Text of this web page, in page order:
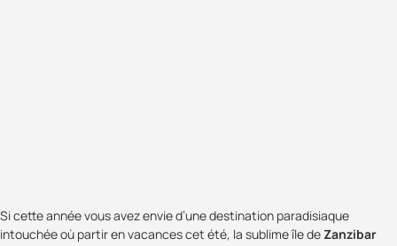
Si cette année vous avez envie d’une destination paradisiaque
intouchée où partir en vacances cet été, la sublime île deZanzibar